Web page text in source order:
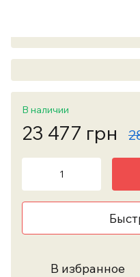
В наличии
23 477 грн
В избранное